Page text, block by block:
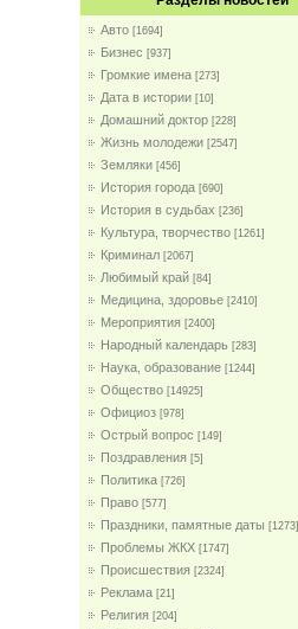
Авто [1694]
Бизнес [937]
Громкие имена [273]
Дата в истории [10]
Домашний доктор [228]
Жизнь молодежи [2547]
Земляки [456]
История города [690]
История в судьбах [236]
Культура, творчество [1261]
Криминал [2067]
Любимый край [84]
Медицина, здоровье [2410]
Мероприятия [2400]
Народный календарь [283]
Наука, образование [1244]
Общество [14925]
Официоз [978]
Острый вопрос [149]
Поздравления [5]
Политика [726]
Право [577]
Праздники, памятные даты [1273]
Проблемы ЖКХ [1747]
Проиcшествия [2324]
Реклама [21]
Религия [204]